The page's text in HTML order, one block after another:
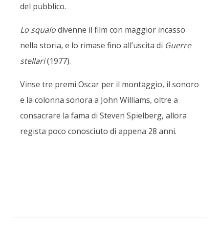
del pubblico.
Lo squalodivenne il film con maggior incasso
nella storia, e lo rimase fino all’uscita di Guerre
stellari(1977).
Vinse tre premi Oscar per il montaggio, il sonoro
e la colonna sonora a John Williams, oltre a
consacrare la fama di Steven Spielberg, allora
regista poco conosciuto di appena 28 anni.